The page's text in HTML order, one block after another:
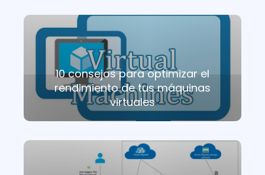
10 consejos para optimizar el
rendimiento de tus máquinas
virtuales